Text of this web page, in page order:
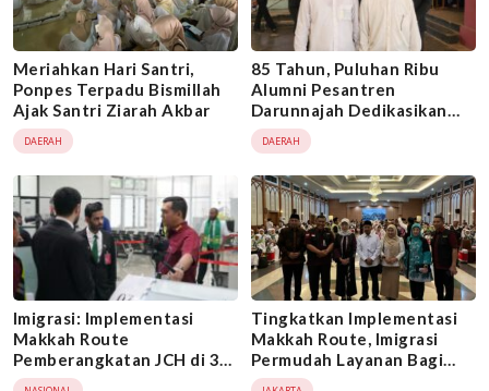
Meriahkan Hari Santri,
Ponpes Terpadu Bismillah
Ajak Santri Ziarah Akbar
DAERAH
85 Tahun, Puluhan Ribu
Alumni Pesantren
Darunnajah Dedikasikan
Untuk Bangsa dan Agama
DAERAH
Imigrasi: Implementasi
Makkah Route
Pemberangkatan JCH di 3
Bandara
Tingkatkan Implementasi
Makkah Route, Imigrasi
Permudah Layanan Bagi
Calon Jemaah Haji